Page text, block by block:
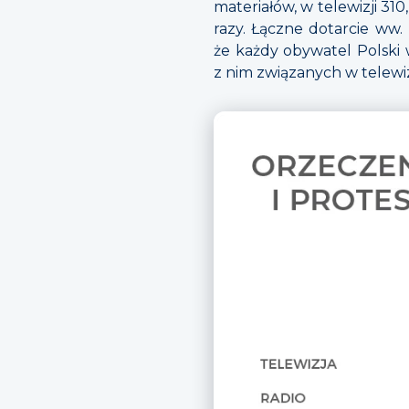
materiałów, w telewizji
razy. Łączne dotarcie
że każdy obywatel Polski
z nim związanych w